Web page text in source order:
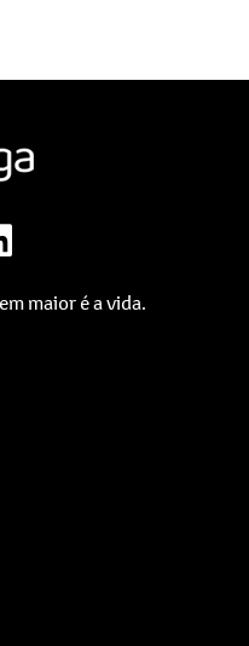
maior é a vida.